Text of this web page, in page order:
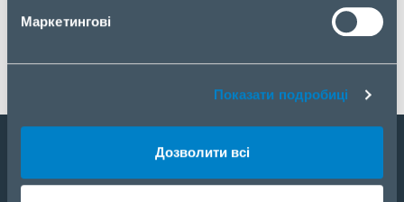
Маркетингові
Показати подробиці
Дозволити всі